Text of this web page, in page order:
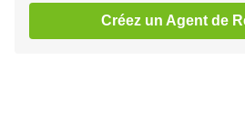
Créez un Agent de